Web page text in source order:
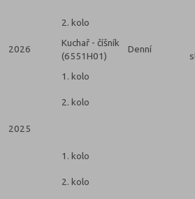
2. kolo
2026
Kuchař - číšník
(6551H01)
Denní
1. kolo
2. kolo
2025
1. kolo
2. kolo